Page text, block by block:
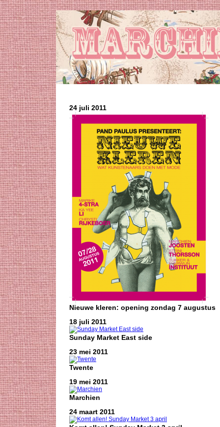
24 juli 2011
Nieuwe kleren: opening zondag 7 augustus
18 juli 2011
Sunday Market East side
23 mei 2011
Twente
19 mei 2011
Marchien
24 maart 2011